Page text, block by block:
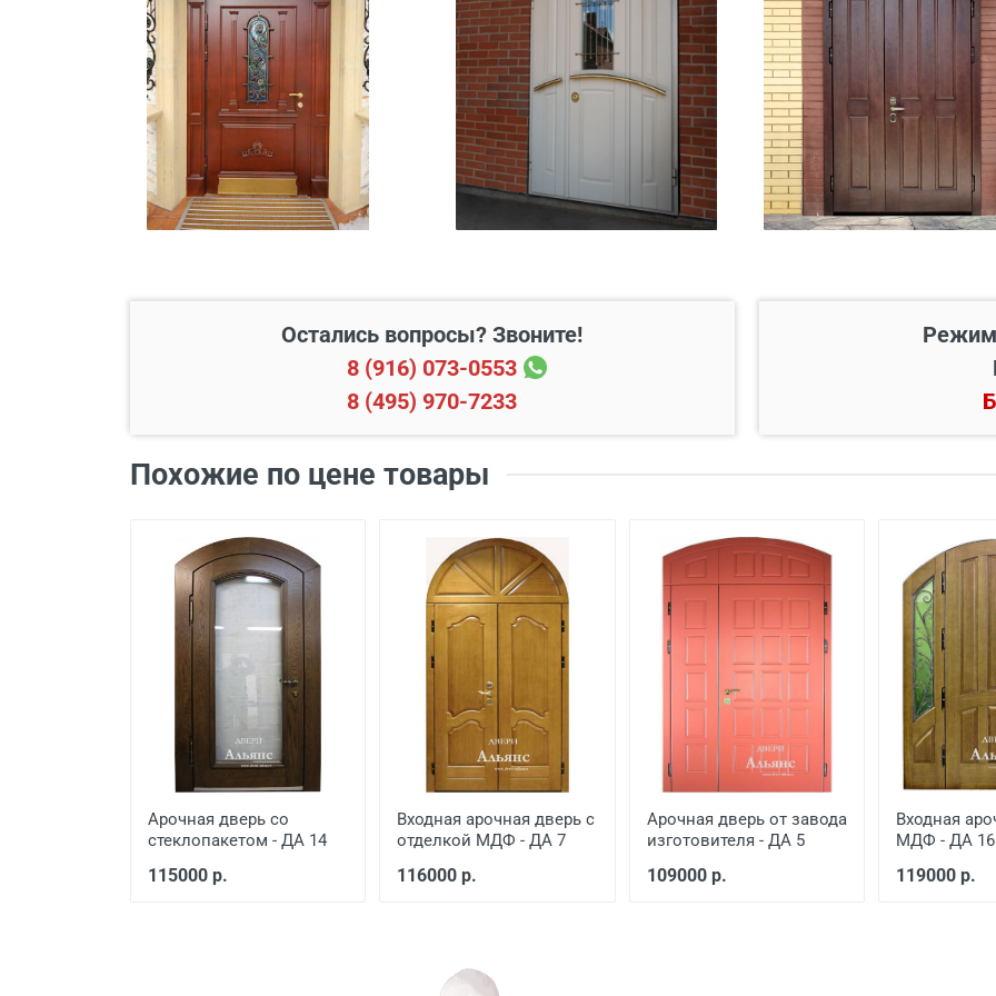
В пределах МКАД и в радиусе 20 км от него Бесплатно*
Свыше 20 км от МКАД 45 руб./км
Подъем до квартиры 200 руб./этаж
Установка входной двери в готовый проем
Демонтаж старой деревянной двери от 600
Демонтаж старой металлической двери от 1000
Заделка швов монтажной пеной от 650
Расширение проема
Сварочные работы от 1000
Остались вопросы? Звоните!
8 (916) 073-0553
8 (495) 970-7233
Похожие по цене товары
Арочная дверь со
стеклопакетом - ДА 14
115000 р.
Входная арочная дверь с
отделкой МДФ - ДА 7
116000 р.
Арочная дверь от завода
изготовителя - ДА 5
109000 р.
Входная
МДФ - ДА 16
119000 р.